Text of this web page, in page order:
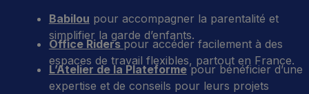
Babilou pour accompagner la parentalité et
simplifier la garde d’enfants.
Office Riderspour accéder facilement à des
espaces de travail flexibles, partout en France.
L’Atelier de la Plateformepour bénéficier d’une
expertise et de conseils pour leurs projets